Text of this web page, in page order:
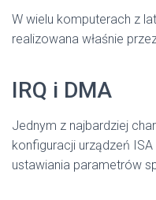
W wielu komputerach z
realizowana właśnie
IRQ i DMA
Jednym z najbardziej
konfiguracji urządzeń
ustawiania parametrów